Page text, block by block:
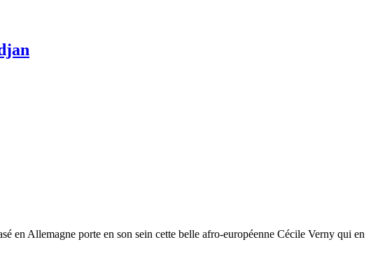
en Allemagne porte en son sein cette belle afro-européenne Cécile Verny qui en